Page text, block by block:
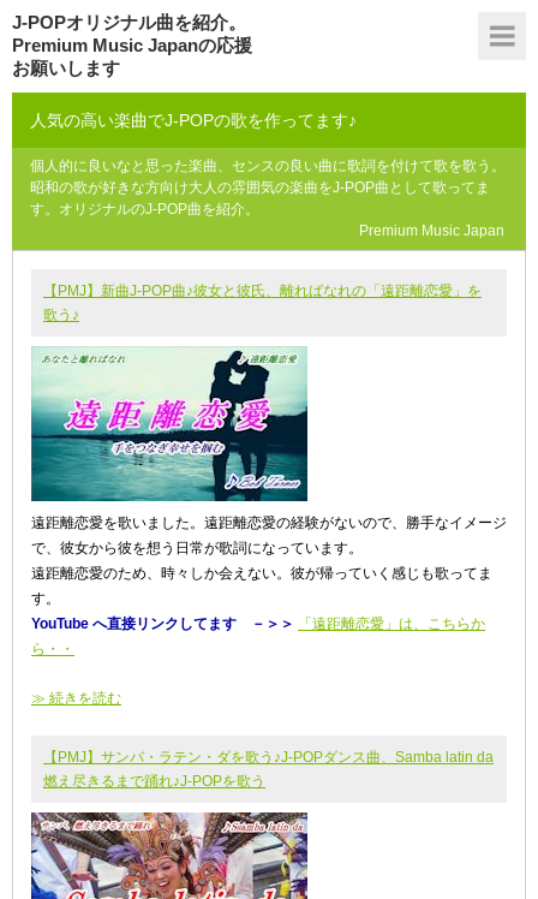
J-POPオリジナル曲を紹介。
Premium Music Japanの応援
お願いします
人気の高い楽曲でJ-POPの歌を作ってます♪
個人的に良いなと思った楽曲、センスの良い曲に歌詞を付けて歌を歌う。
昭和の歌が好きな方向け大人の雰囲気の楽曲をJ-POP曲として歌ってま
す。オリジナルのJ-POP曲を紹介。
Premium Music Japan
【PMJ】新曲J-POP曲♪彼女と彼氏、離ればなれの「遠距離恋愛」を
歌う♪
遠距離恋愛を歌いました。遠距離恋愛の経験がないので、勝手なイメージ
で、彼女から彼を想う日常が歌詞になっています。
遠距離恋愛のため、時々しか会えない。彼が帰っていく感じも歌ってま
す。
YouTube へ直接リンクしてます －＞＞
「遠距離恋愛」は、こちらか
ら・・
≫ 続きを読む
【PMJ】サンバ・ラテン・ダを歌う♪J-POPダンス曲、Samba latin da
燃え尽きるまで踊れ♪J-POPを歌う